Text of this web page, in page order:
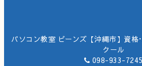
パソコン教室 ビーンズ【沖縄市】資格
クール
098-933-7245